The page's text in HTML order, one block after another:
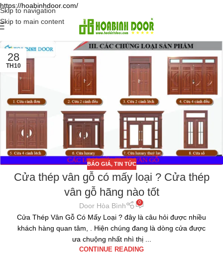
https://hoabinhdoor.com/
Skip to navigation
Skip to main content
28
TH10
BÁO GIÁ, TIN TỨC
Cửa thép vân gỗ có mấy loại ? Cửa thép
vân gỗ hãng nào tốt
Door Hòa Bình 0
Cửa Thép Vân Gỗ Có Mấy Loại ? đây là câu hỏi được nhiều
khách hàng quan tâm, . Hiện chúng đang là dòng cửa được
ưa chuộng nhất nhì thị ...
CONTINUE READING